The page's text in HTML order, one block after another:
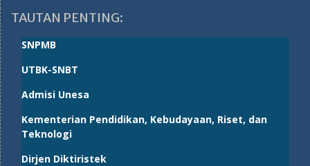
TAUTAN PENTING:
SNPMB
UTBK-SNBT
Admisi Unesa
Kementerian Pendidikan, Kebudayaan, Riset, dan
Teknologi
Dirjen Diktiristek